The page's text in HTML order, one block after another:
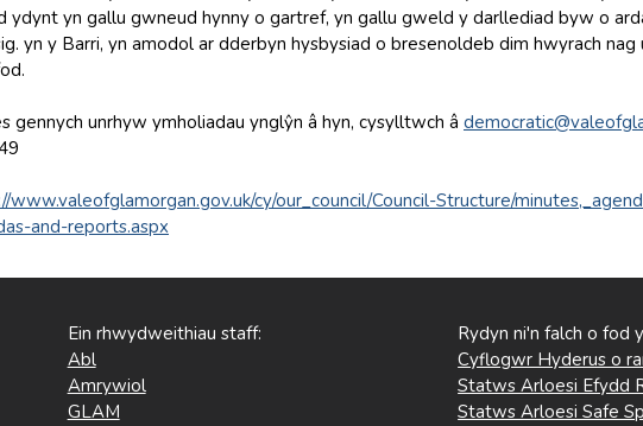
ydynt yn gallu gwneud hynny o gartref, yn gallu gweld y darllediad byw o
yn y Barri, yn amodol ar dderbyn hysbysiad o bresenoldeb dim hwyrach
gennych unrhyw ymholiadau ynglŷn â hyn, cysylltwch â
www.valeofglamorgan.gov.uk/cy/our_council/Council-Structure/
and-reports.aspx
Ein rhwydweithiau staff:
Abl
Amrywiol
GLAM
Rydyn ni'n falch o fod
Cyflogwr Hyderus o
Statws Arloesi Efydd
Statws Arloesi Safe